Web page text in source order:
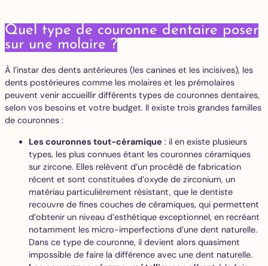
Quel type de couronne dentaire poser
sur une molaire ?
À l’instar des dents antérieures (les canines et les incisives), les
dents postérieures comme les molaires et les prémolaires
peuvent venir accueillir différents types de couronnes dentaires,
selon vos besoins et votre budget. Il existe trois grandes familles
de couronnes :
Les couronnes tout-céramique : il en existe plusieurs
types, les plus connues étant les couronnes céramiques
sur zircone. Elles relèvent d’un procédé de fabrication
récent et sont constituées d’oxyde de zirconium, un
matériau particulièrement résistant, que le dentiste
recouvre de fines couches de céramiques, qui permettent
d’obtenir un niveau d’esthétique exceptionnel, en recréant
notamment les micro-imperfections d’une dent naturelle.
Dans ce type de couronne, il devient alors quasiment
impossible de faire la différence avec une dent naturelle.